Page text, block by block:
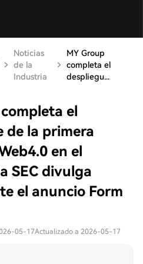
Noticias
de la
Industria
MY Group
completa el
despliegu...
el
de la primera
en el
SEC divulga
el anuncio Form
05-17Actualizado a 2026-05-17